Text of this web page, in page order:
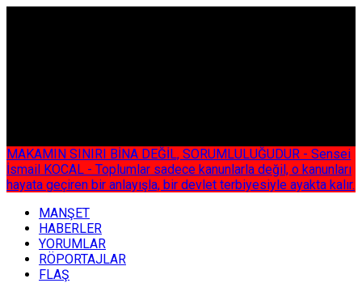
MAKAMIN SINIRI BİNA DEĞİL, SORUMLULUĞUDUR - Sensei
İsmail KOCAL - Toplumlar sadece kanunlarla değil, o kanunları
hayata geçiren bir anlayışla, bir devlet terbiyesiyle ayakta kalır.
MANŞET
HABERLER
YORUMLAR
RÖPORTAJLAR
FLAŞ